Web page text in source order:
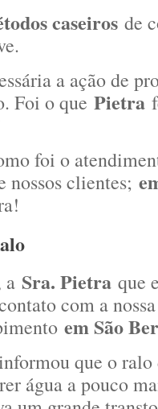
caseiros de
a ação de
Foi o que Pietra
foi o
nossos clientes;
a Sra. Pietra que
com a
em São
que o
água a pouco